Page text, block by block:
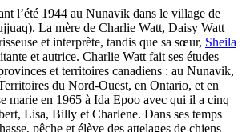
l’été 1944 au Nunavik dans le village de
La mère de Charlie Watt, Daisy Watt
et interprète, tandis que sa sœur, Sheila
et autrice. Charlie Watt fait ses études
et territoires canadiens : au Nunavik,
du Nord-Ouest, en Ontario, et en
marie en 1965 à Ida Epoo avec qui il a cinq
Lisa, Billy et Charlene. Dans ses temps
pêche et élève des attelages de chiens